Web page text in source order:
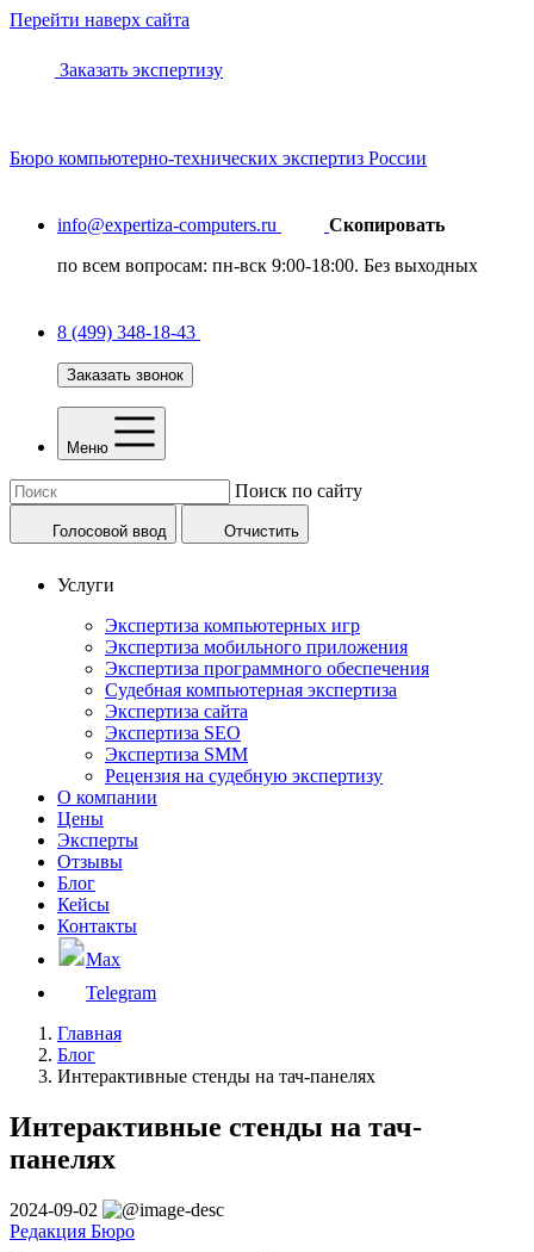
Перейти наверх сайта
Заказать экспертизу
Бюро компьютерно-технических экспертиз России
info@expertiza-computers.ru
Скопировать
по всем вопросам: пн-вск 9:00-18:00. Без выходных
8 (499) 348-18-43
Заказать звонок
Меню
Поиск по сайту
Голосовой ввод Отчистить
Услуги
Экспертиза компьютерных игр
Экспертиза мобильного приложения
Экспертиза программного обеспечения
Судебная компьютерная экспертиза
Экспертиза сайта
Экспертиза SEO
Экспертиза SMM
Рецензия на судебную экспертизу
О компании
Цены
Эксперты
Отзывы
Блог
Кейсы
Контакты
Max
Telegram
Главная
Блог
Интерактивные стенды на тач-панелях
Интерактивные стенды на тач-
панелях
2024-09-02
Редакция Бюро